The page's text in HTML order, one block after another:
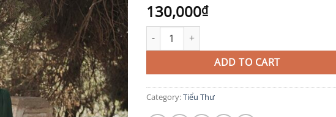
130,000₫
TIT139 quantity
ADD TO CART
Category:Tiểu Thư